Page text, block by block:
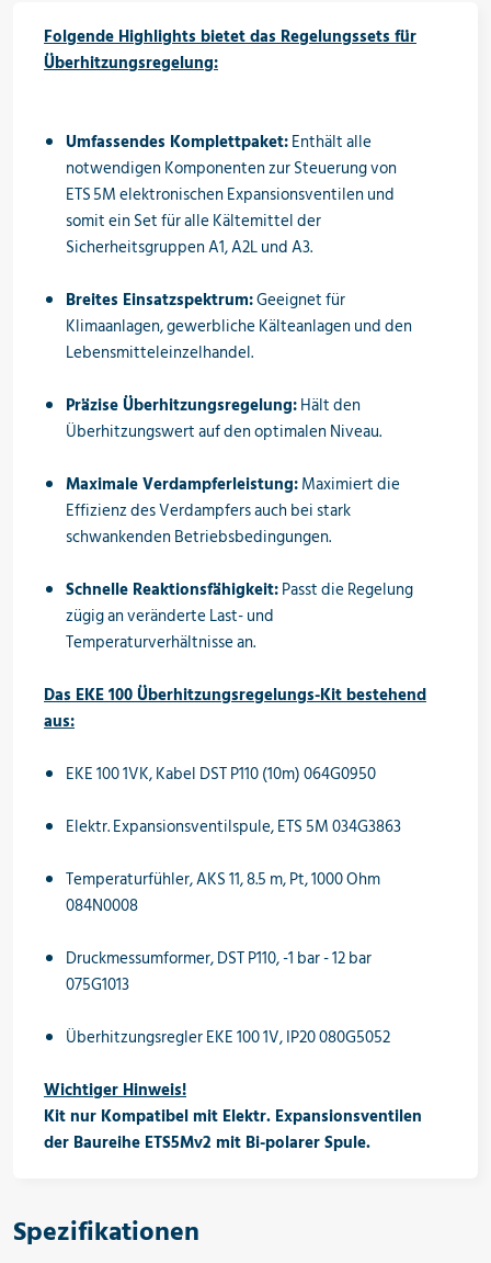
Hilfs- & Verbrauchsmittel
Öle & Solen
Werkzeuge & Messgeräte
Wärmepumpen
Angebote
Neu im Sortiment
Folgende Highlights bietet das Regelungssets für
Überhitzungsregelung:
Umfassendes Komplettpaket:Enthält alle
notwendigen Komponenten zur Steuerung von
ETS 5M elektronischen Expansionsventilen und
somit ein Set für alle Kältemittel der
Sicherheitsgruppen A1, A2L und A3.
Breites Einsatzspektrum:Geeignet für
Klimaanlagen, gewerbliche Kälteanlagen und den
Lebensmitteleinzelhandel.
Präzise Überhitzungsregelung:Hält den
Überhitzungswert auf den optimalen Niveau.
Maximale Verdampferleistung:Maximiert die
Effizienz des Verdampfers auch bei stark
schwankenden Betriebsbedingungen.
Schnelle Reaktionsfähigkeit:Passt die Regelung
zügig an veränderte Last- und
Temperaturverhältnisse an.
Das EKE 100 Überhitzungsregelungs-Kit bestehend
aus:
EKE 100 1VK, Kabel DST P110 (10m) 064G0950
Elektr. Expansionsventilspule, ETS 5M 034G3863
Temperaturfühler, AKS 11, 8.5 m, Pt, 1000 Ohm
084N0008
Druckmessumformer, DST P110, -1 bar - 12 bar
075G1013
Überhitzungsregler EKE 100 1V, IP20 080G5052
Wichtiger Hinweis!
Kit nur Kompatibel mit Elektr. Expansionsventilen
der Baureihe ETS5Mv2 mit Bi-polarer Spule.
Spezifikationen